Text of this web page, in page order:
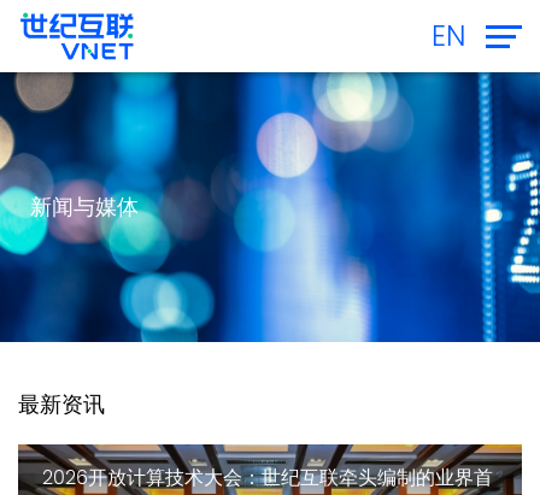
EN
新闻与媒体
最新资讯
2026开放计算技术大会：世纪互联牵头编制的业界首